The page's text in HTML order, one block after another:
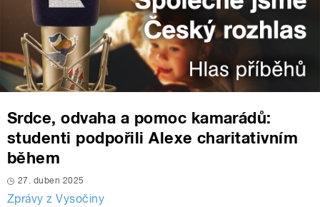
Srdce, odvaha a pomoc kamarádů:
studenti podpořili Alexe charitativním
během
27. duben 2025
Zprávy z Vysočiny